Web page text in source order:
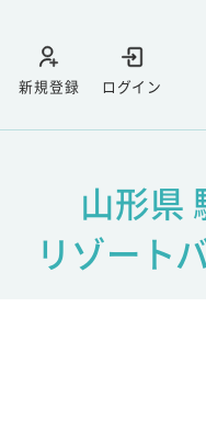
ログイン
新規登録
山形県
リゾート